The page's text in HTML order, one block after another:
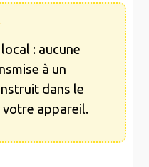
: aucune
à un
dans le
votre appareil.